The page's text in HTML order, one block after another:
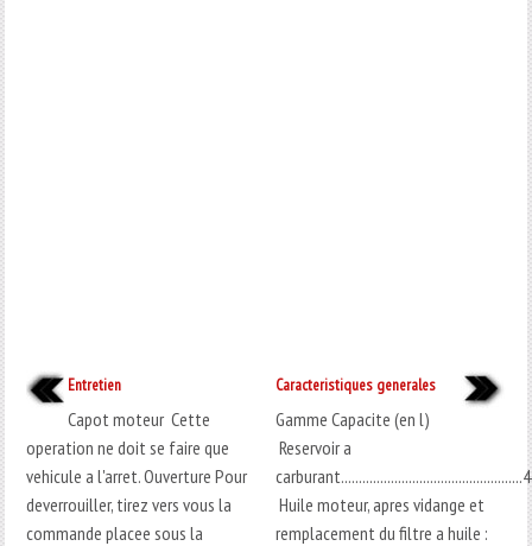
Entretien
Capot moteur Cette
operation ne doit se faire que
vehicule a l'arret. Ouverture Pour
deverrouiller, tirez vers vous la
commande placee sous la
Caracteristiques generales
Gamme Capacite (en l)
Reservoir a
Huile moteur, apres vidange et
remplacement du filtre a huile :